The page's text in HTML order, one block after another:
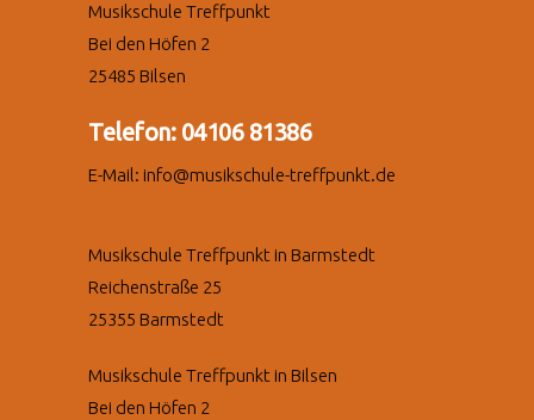
Musikschule Treffpunkt
Bei den Höfen 2
25485 Bilsen
Telefon: 04106 81386
E-Mail: info@musikschule-treffpunkt.de
Musikschule Treffpunkt in Barmstedt
Reichenstraße 25
25355 Barmstedt
Musikschule Treffpunkt in Bilsen
Bei den Höfen 2